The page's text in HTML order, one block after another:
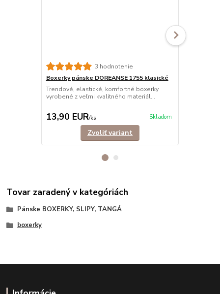
3 hodnotenie
Boxerky pánske DOREANSE 1755 klasické
Trendové, elastické, komfortné boxerky
vyrobené z veľmi kvalitného materiál...
13,90 EUR/ks Skladom
Zvoliť variant
Tovar zaradený v kategóriách
Pánske BOXERKY, SLIPY, TANGÁ
boxerky